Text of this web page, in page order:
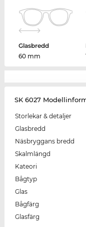
Glasbredd
60 mm
SK 6027
Storlekar & detaljer
Glasbredd
Näsbryggans bredd
Skalmlängd
Kateori
Bågtyp
Glas
Bågfärg
Glasfärg